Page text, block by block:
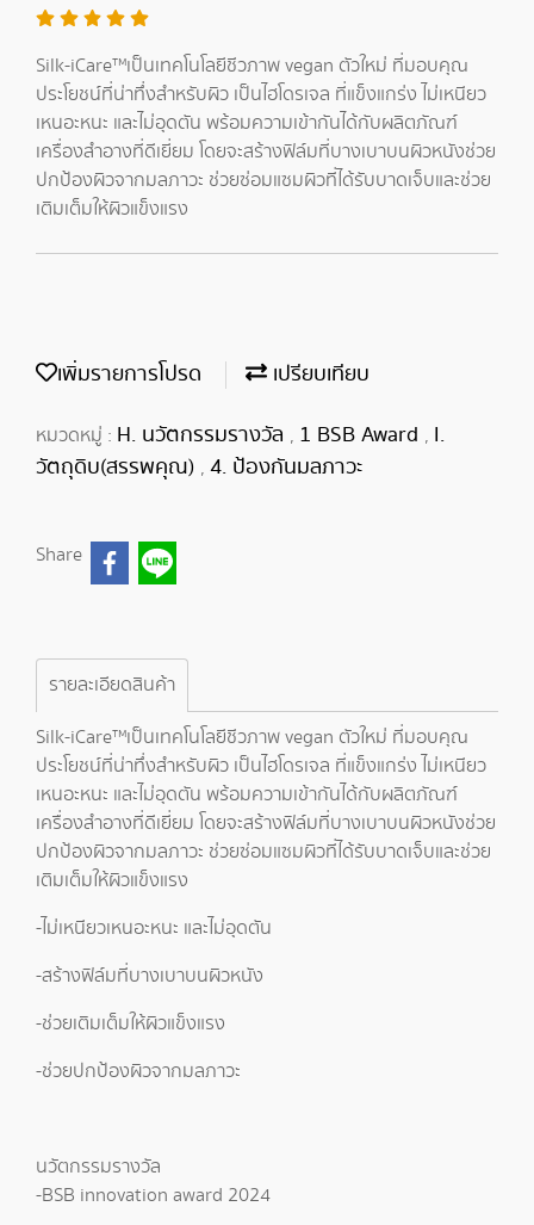
Silk-iCare™เป็นเทคโนโลยีชีวภาพ vegan ตัวใหม่ ที่มอบคุณ
ประโยชน์ที่น่าทึ่งสำหรับผิว เป็นไฮโดรเจล ที่แข็งแกร่ง ไม่เหนียว
เหนอะหนะ และไม่อุดตัน พร้อมความเข้ากันได้กับผลิตภัณฑ์
เครื่องสำอางที่ดีเยี่ยม โดยจะสร้างฟิล์มที่บางเบาบนผิวหนังช่วย
ปกป้องผิวจากมลภาวะ ช่วยซ่อมแซมผิวที่ได้รับบาดเจ็บและช่วย
เติมเต็มให้ผิวแข็งแรง
เพิ่มรายการโปรด เปรียบเทียบ
หมวดหมู่ : H. นวัตกรรมรางวัล , 1 BSB Award , I.
วัตถุดิบ(สรรพคุณ) , 4. ป้องกันมลภาวะ
Share
รายละเอียดสินค้า
Silk-iCare™เป็นเทคโนโลยีชีวภาพ vegan ตัวใหม่ ที่มอบคุณ
ประโยชน์ที่น่าทึ่งสำหรับผิว เป็นไฮโดรเจล ที่แข็งแกร่ง ไม่เหนียว
เหนอะหนะ และไม่อุดตัน พร้อมความเข้ากันได้กับผลิตภัณฑ์
เครื่องสำอางที่ดีเยี่ยม โดยจะสร้างฟิล์มที่บางเบาบนผิวหนังช่วย
ปกป้องผิวจากมลภาวะ ช่วยซ่อมแซมผิวที่ได้รับบาดเจ็บและช่วย
เติมเต็มให้ผิวแข็งแรง
-ไม่เหนียวเหนอะหนะ และไม่อุดตัน
-สร้างฟิล์มที่บางเบาบนผิวหนัง
-ช่วยเติมเต็มให้ผิวแข็งแรง
-ช่วยปกป้องผิวจากมลภาวะ
นวัตกรรมรางวัล
-BSB innovation award 2024